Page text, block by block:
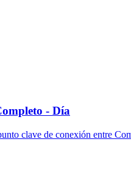
- Día
clave de conexión entre